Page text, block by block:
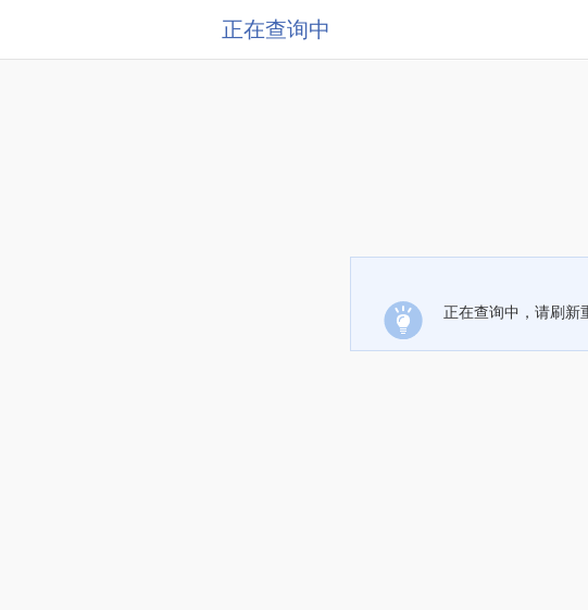
正在查询中
正在查询中，请刷新